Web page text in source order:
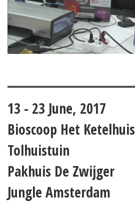
13 - 23 June, 2017
Bioscoop Het Ketelhuis
Tolhuistuin
Pakhuis De Zwijger
Jungle Amsterdam